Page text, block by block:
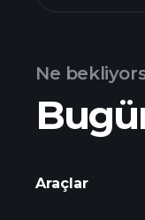
kazançları
Ne
Araçlar